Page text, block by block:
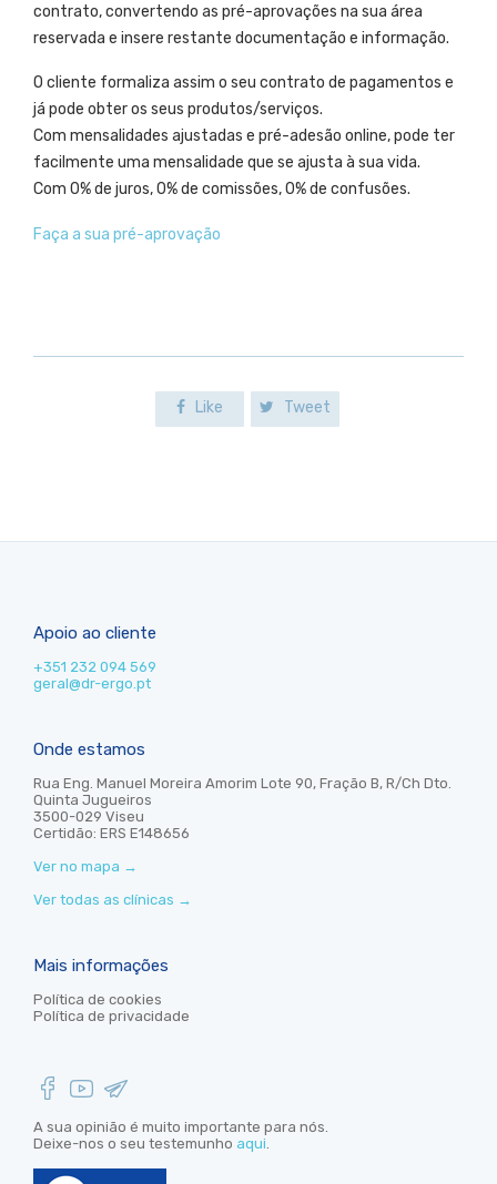
contrato, convertendo as pré-aprovações na sua área
reservada e insere restante documentação e informação.
O cliente formaliza assim o seu contrato de pagamentos e
já pode obter os seus produtos/serviços.
Com mensalidades ajustadas e pré-adesão online, pode ter
facilmente uma mensalidade que se ajusta à sua vida.
Com 0% de juros, 0% de comissões, 0% de confusões.
Faça a sua pré-aprovação
Like Tweet
Apoio ao cliente
+351 232 094 569
geral@dr-ergo.pt
Onde estamos
Rua Eng. Manuel Moreira Amorim Lote 90, Fração B, R/Ch Dto.
Quinta Jugueiros
3500-029 Viseu
Certidão: ERS E148656
Ver no mapa →
Ver todas as clínicas →
Mais informações
Política de cookies
Política de privacidade
A sua opinião é muito importante para nós.
Deixe-nos o seu testemunho aqui.